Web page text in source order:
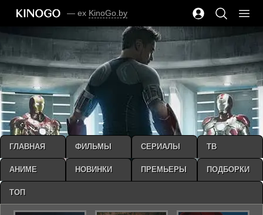
— ex KinoGo.by
ГЛАВНАЯ ФИЛЬМЫ СЕРИАЛЫ ТВ
АНИМЕ НОВИНКИ ПРЕМЬЕРЫ ПОДБОРКИ
ТОП